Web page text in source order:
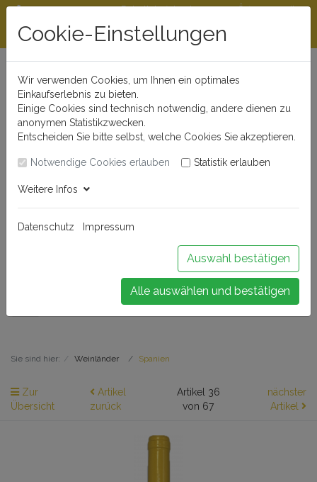
Beratungshotline
0721 - 830 777 0
Rabattstaffeln ab
300 €
Öffnungszeiten
Buchen Sie Ihr Weinseminar!
Sie sind hier: Weinländer Spanien
Zur
Übersicht
Artikel
zurück
Artikel 36
von 67
nächster
Artikel
Cookie-Einstellungen
Wir verwenden Cookies, um Ihnen ein optimales
Einkaufserlebnis zu bieten.
Einige Cookies sind technisch notwendig, andere dienen zu
anonymen Statistikzwecken.
Entscheiden Sie bitte selbst, welche Cookies Sie akzeptieren.
Notwendige Cookies erlauben Statistik erlauben
Weitere Infos
Datenschutz Impressum
Auswahl bestätigen
Alle auswählen und bestätigen